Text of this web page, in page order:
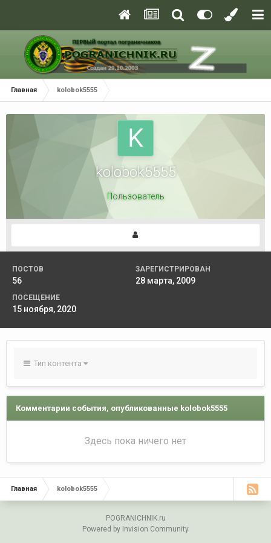
Главная kolobok5555
kolobok5555
Пользователь
ПОСТОВ
56
ЗАРЕГИСТРИРОВАН
28 марта, 2009
ПОСЕЩЕНИЕ
15 ноября, 2020
Тип контента
Комментарии события, опубликованные kolobok5555
Здесь пока ничего нет
Главная kolobok5555
POGRANICHNIK.ru
Powered by Invision Community